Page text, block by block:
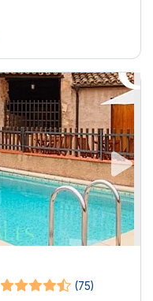
(75)